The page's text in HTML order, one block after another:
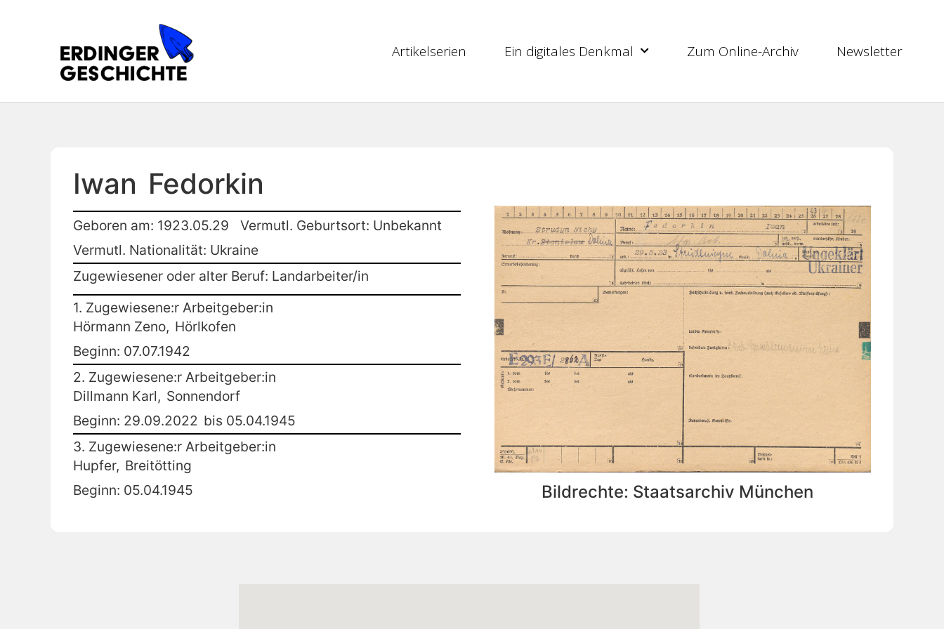
Artikelserien Ein digitales Denkmal Zum Online-Archiv Newsletter
Iwan Fedorkin
Geboren am: 1923.05.29
Vermutl. Geburtsort: Unbekannt
Vermutl. Nationalität: Ukraine
Zugewiesener oder alter Beruf: Landarbeiter/in
1. Zugewiesene:r Arbeitgeber:in
Hörmann Zeno, Hörlkofen
Beginn: 07.07.1942
2. Zugewiesene:r Arbeitgeber:in
Dillmann Karl, Sonnendorf
Beginn: 29.09.2022 bis 05.04.1945
3. Zugewiesene:r Arbeitgeber:in
Hupfer, Breitötting
Beginn: 05.04.1945
Bildrechte: Staatsarchiv München